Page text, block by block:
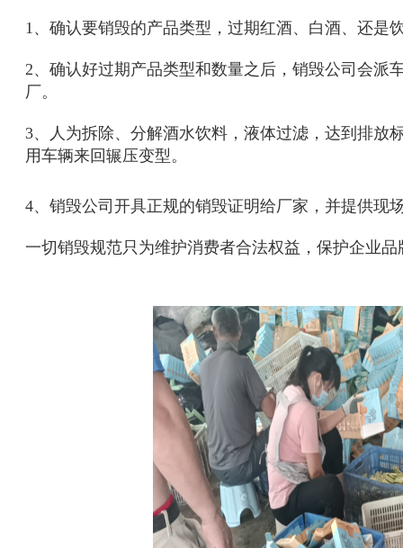
1、确认要销毁的产品类型，过期红酒、白酒、还是
2、确认好过期产品类型和数量之后，销毁公司会派
厂。
3、人为拆除、分解酒水饮料， 液体过滤，达到排放
用车辆来回辗压变型。
4、销毁公司开具正规的销毁证明给厂家，并提供现
一切销毁规范只为维护消费者合法权益，保护企业